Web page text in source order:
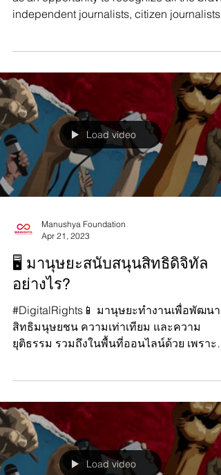
On Press Freedom Day, we want to take this
independent journalists, citizen journalists,
Load video
Manushya Foundation
Apr 21, 2023
🖥 มานุษยะสนับสนุนสิทธิดิจิทัล
อย่างไร?
#DigitalRights📱 มานุษยะทำงานเพื่อพัฒนา
ยุติธรรม รวมถึงในพื้นที่ออนไลน์ด้วย เพราะ